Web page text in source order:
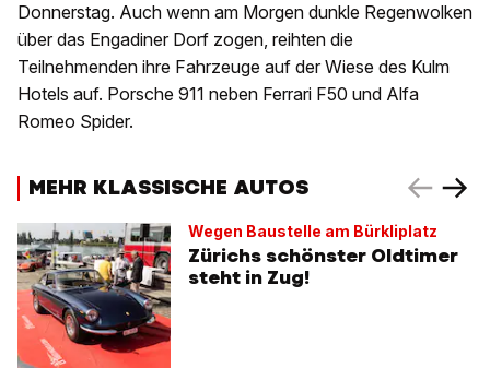
Donnerstag. Auch wenn am Morgen dunkle Regenwolken
über das Engadiner Dorf zogen, reihten die
Teilnehmenden ihre Fahrzeuge auf der Wiese des Kulm
Hotels auf. Porsche 911 neben Ferrari F50 und Alfa
Romeo Spider.
MEHR KLASSISCHE AUTOS
Wegen Baustelle am Bürkliplatz
Zürichs schönster Oldtimer
steht in Zug!